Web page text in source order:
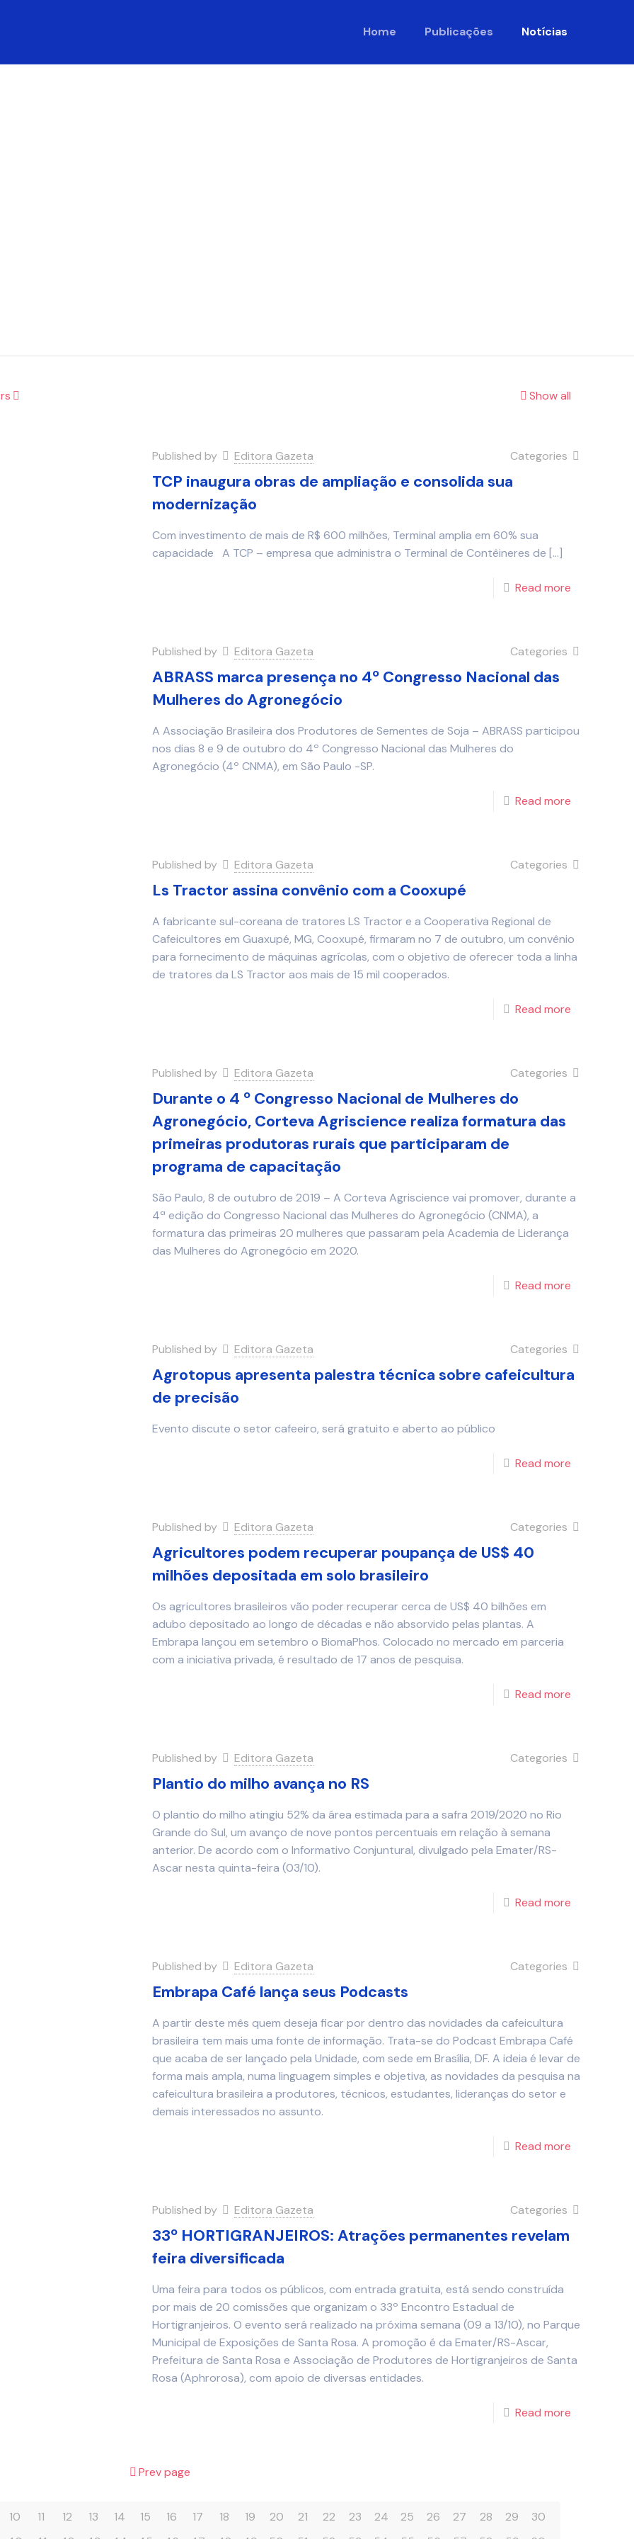
Home Publicações Notícias
Show all
Published by Editora Gazeta Categories
TCP inaugura obras de ampliação e consolida sua
modernização
Com investimento de mais de R$ 600 milhões, Terminal amplia em 60% sua
capacidade A TCP – empresa que administra o Terminal de Contêineres de […]
Read more
Published by Editora Gazeta Categories
ABRASS marca presença no 4º Congresso Nacional das
Mulheres do Agronegócio
A Associação Brasileira dos Produtores de Sementes de Soja – ABRASS participou
nos dias 8 e 9 de outubro do 4º Congresso Nacional das Mulheres do
Agronegócio (4º CNMA), em São Paulo -SP.
Read more
Published by Editora Gazeta Categories
Ls Tractor assina convênio com a Cooxupé
A fabricante sul-coreana de tratores LS Tractor e a Cooperativa Regional de
Cafeicultores em Guaxupé, MG, Cooxupé, firmaram no 7 de outubro, um convênio
para fornecimento de máquinas agrícolas, com o objetivo de oferecer toda a linha
de tratores da LS Tractor aos mais de 15 mil cooperados.
Read more
Published by Editora Gazeta Categories
Durante o 4 º Congresso Nacional de Mulheres do
Agronegócio, Corteva Agriscience realiza formatura das
primeiras produtoras rurais que participaram de
programa de capacitação
São Paulo, 8 de outubro de 2019 – A Corteva Agriscience vai promover, durante a
4ª edição do Congresso Nacional das Mulheres do Agronegócio (CNMA), a
formatura das primeiras 20 mulheres que passaram pela Academia de Liderança
das Mulheres do Agronegócio em 2020.
Read more
Published by Editora Gazeta Categories
Agrotopus apresenta palestra técnica sobre cafeicultura
de precisão
Evento discute o setor cafeeiro, será gratuito e aberto ao público
Read more
Published by Editora Gazeta Categories
Agricultores podem recuperar poupança de US$ 40
milhões depositada em solo brasileiro
Os agricultores brasileiros vão poder recuperar cerca de US$ 40 bilhões em
adubo depositado ao longo de décadas e não absorvido pelas plantas. A
Embrapa lançou em setembro o BiomaPhos. Colocado no mercado em parceria
com a iniciativa privada, é resultado de 17 anos de pesquisa.
Read more
Published by Editora Gazeta Categories
Plantio do milho avança no RS
O plantio do milho atingiu 52% da área estimada para a safra 2019/2020 no Rio
Grande do Sul, um avanço de nove pontos percentuais em relação à semana
anterior. De acordo com o Informativo Conjuntural, divulgado pela Emater/RS-
Ascar nesta quinta-feira (03/10).
Read more
Published by Editora Gazeta Categories
Embrapa Café lança seus Podcasts
A partir deste mês quem deseja ficar por dentro das novidades da cafeicultura
brasileira tem mais uma fonte de informação. Trata-se do Podcast Embrapa Café
que acaba de ser lançado pela Unidade, com sede em Brasília, DF. A ideia é levar de
forma mais ampla, numa linguagem simples e objetiva, as novidades da pesquisa na
cafeicultura brasileira a produtores, técnicos, estudantes, lideranças do setor e
demais interessados no assunto.
Read more
Published by Editora Gazeta Categories
33º HORTIGRANJEIROS: Atrações permanentes revelam
feira diversificada
Uma feira para todos os públicos, com entrada gratuita, está sendo construída
por mais de 20 comissões que organizam o 33º Encontro Estadual de
Hortigranjeiros. O evento será realizado na próxima semana (09 a 13/10), no Parque
Municipal de Exposições de Santa Rosa. A promoção é da Emater/RS-Ascar,
Prefeitura de Santa Rosa e Associação de Produtores de Hortigranjeiros de Santa
Rosa (Aphrorosa), com apoio de diversas entidades.
Read more
Prev page
10 11 12 13 14 15 16 17 18 19 20 21 22 23 24 25 26 27 28 29
30